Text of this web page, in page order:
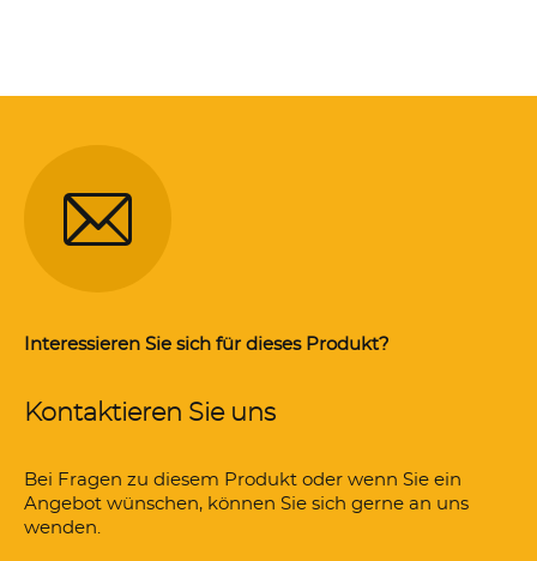
Interessieren Sie sich für dieses Produkt?
Kontaktieren Sie uns
Bei Fragen zu diesem Produkt oder wenn Sie ein
Angebot wünschen, können Sie sich gerne an uns
wenden.